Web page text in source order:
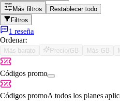
Más filtros
Restablecer todo
Filtros
1 reseña
Ordenar:
Más barato Precio/GB Más GB
Códigos promo
Códigos promoA todos los planes